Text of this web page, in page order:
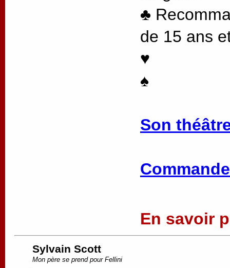
♣
de 15 ans
♥
♠
Son
En savoir
Sylvain Scott
Mon père se prend pour Fellini